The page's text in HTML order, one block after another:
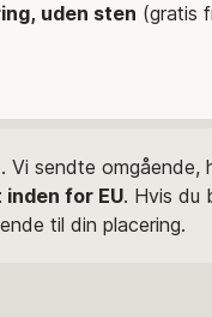
uden sten (gratis
Vi sendte omgående,
for EU. Hvis du
til din placering.